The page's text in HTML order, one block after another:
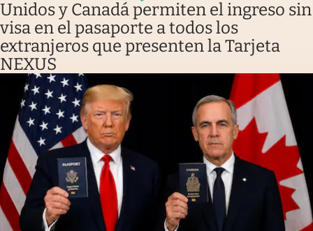
Unidos y Canadá permiten el ingreso sin
visa en el pasaporte a todos los
extranjeros que presenten la Tarjeta
NEXUS